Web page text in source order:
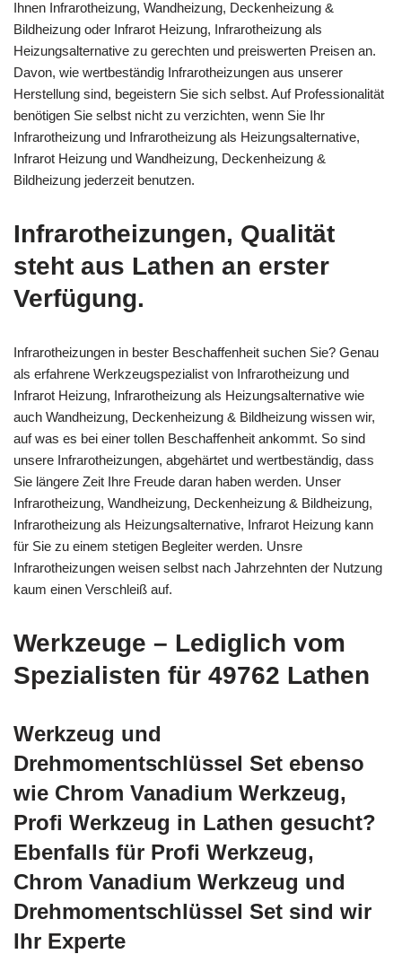
Ihnen Infrarotheizung, Wandheizung, Deckenheizung &
Bildheizung oder Infrarot Heizung, Infrarotheizung als
Heizungsalternative zu gerechten und preiswerten Preisen an.
Davon, wie wertbeständig Infrarotheizungen aus unserer
Herstellung sind, begeistern Sie sich selbst. Auf Professionalität
benötigen Sie selbst nicht zu verzichten, wenn Sie Ihr
Infrarotheizung und Infrarotheizung als Heizungsalternative,
Infrarot Heizung und Wandheizung, Deckenheizung &
Bildheizung jederzeit benutzen.
Infrarotheizungen, Qualität
steht aus Lathen an erster
Verfügung.
Infrarotheizungen in bester Beschaffenheit suchen Sie? Genau
als erfahrene Werkzeugspezialist von Infrarotheizung und
Infrarot Heizung, Infrarotheizung als Heizungsalternative wie
auch Wandheizung, Deckenheizung & Bildheizung wissen wir,
auf was es bei einer tollen Beschaffenheit ankommt. So sind
unsere Infrarotheizungen, abgehärtet und wertbeständig, dass
Sie längere Zeit Ihre Freude daran haben werden. Unser
Infrarotheizung, Wandheizung, Deckenheizung & Bildheizung,
Infrarotheizung als Heizungsalternative, Infrarot Heizung kann
für Sie zu einem stetigen Begleiter werden. Unsre
Infrarotheizungen weisen selbst nach Jahrzehnten der Nutzung
kaum einen Verschleiß auf.
Werkzeuge – Lediglich vom
Spezialisten für 49762 Lathen
Werkzeug und
Drehmomentschlüssel Set ebenso
wie Chrom Vanadium Werkzeug,
Profi Werkzeug in Lathen gesucht?
Ebenfalls für Profi Werkzeug,
Chrom Vanadium Werkzeug und
Drehmomentschlüssel Set sind wir
Ihr Experte